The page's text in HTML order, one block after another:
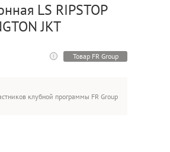
LS RIPSTOP
JKT
Товар FR Group
клубной программы FR Group